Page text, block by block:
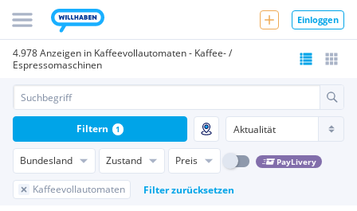
Einloggen
4.978 Anzeigen in Kaffeevollautomaten - Kaffee- /
Espressomaschinen
Bundesland Zustand Preis PayLivery
Kaffeevollautomaten Filter zurücksetzen
Filtern 1